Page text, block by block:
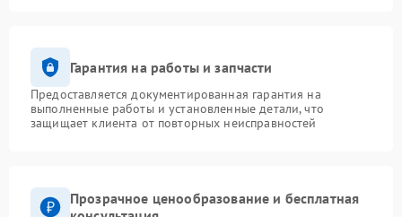
Гарантия на работы и запчасти
Предоставляется документированная гарантия на
выполненные работы и установленные детали, что
защищает клиента от повторных неисправностей
Прозрачное ценообразование и бесплатная